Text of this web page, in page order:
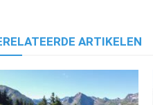
ARTIKELEN